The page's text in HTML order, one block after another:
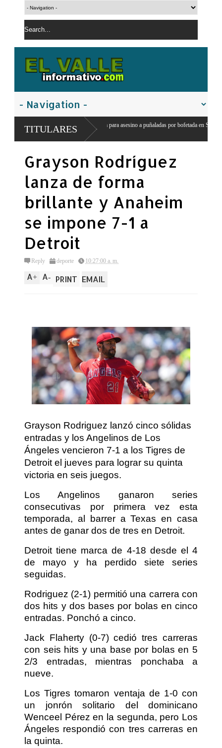
TITULARES
Prisión preventiva para asesino a puñaladas por bofetada en San Juan de la
Grayson Rodríguez
lanza de forma
brillante y Anaheim
se impone 7-1 a
Detroit
Reply deporte 10:27:00 a. m.
A+ A- PRINT EMAIL
Grayson Rodriguez lanzó cinco sólidas
entradas y los Angelinos de Los
Ángeles vencieron 7-1 a los Tigres de
Detroit el jueves para lograr su quinta
victoria en seis juegos.
Los Angelinos ganaron series
consecutivas por primera vez esta
temporada, al barrer a Texas en casa
antes de ganar dos de tres en Detroit.
Detroit tiene marca de 4-18 desde el 4
de mayo y ha perdido siete series
seguidas.
Rodriguez (2-1) permitió una carrera con
dos hits y dos bases por bolas en cinco
entradas. Ponchó a cinco.
Jack Flaherty (0-7) cedió tres carreras
con seis hits y una base por bolas en 5
2/3 entradas, mientras ponchaba a
nueve.
Los Tigres tomaron ventaja de 1-0 con
un jonrón solitario del dominicano
Wenceel Pérez en la segunda, pero Los
Ángeles respondió con tres carreras en
la quinta.